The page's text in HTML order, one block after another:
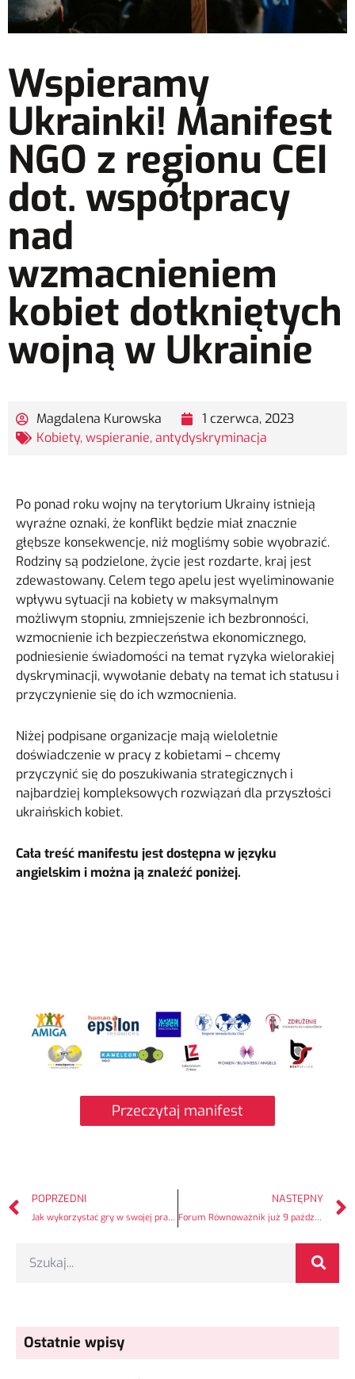
Wspieramy
Ukrainki! Manifest
NGO z regionu CEI
dot. współpracy
nad
wzmacnieniem
kobiet dotkniętych
wojną w Ukrainie
Magdalena Kurowska
1 czerwca, 2023
Kobiety, wspieranie, antydyskryminacja
Po ponad roku wojny na terytorium Ukrainy istnieją
wyraźne oznaki, że konflikt będzie miał znacznie
głębsze konsekwencje, niż mogliśmy sobie wyobrazić.
Rodziny są podzielone, życie jest rozdarte, kraj jest
zdewastowany. Celem tego apelu jest wyeliminowanie
wpływu sytuacji na kobiety w maksymalnym
możliwym stopniu, zmniejszenie ich bezbronności,
wzmocnienie ich bezpieczeństwa ekonomicznego,
podniesienie świadomości na temat ryzyka wielorakiej
dyskryminacji, wywołanie debaty na temat ich statusu i
przyczynienie się do ich wzmocnienia.
Niżej podpisane organizacje mają wieloletnie
doświadczenie w pracy z kobietami – chcemy
przyczynić się do poszukiwania strategicznych i
najbardziej kompleksowych rozwiązań dla przyszłości
ukraińskich kobiet.
Cała treść manifestu jest dostępna w języku
angielskim i można ją znaleźć poniżej.
Przeczytaj manifest
POPRZEDNI
Jak wykorzystać gry w swojej pracy? Trening Education by games w ramach projektu Erasmus+
NASTĘPNY
Forum Równoważnik już 9 października 2023!
Ostatnie wpisy